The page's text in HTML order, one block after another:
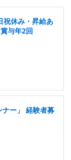
祝休み・昇給あ
与年2回
ー」 経験者募